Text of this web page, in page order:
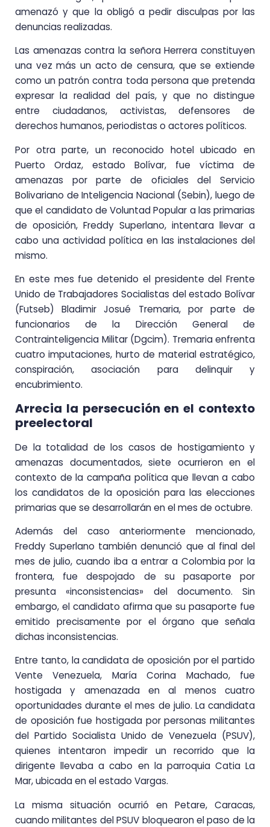
amenazó y que la obligó a pedir disculpas por las
denuncias realizadas.
Las amenazas contra la señora Herrera constituyen
una vez más un acto de censura, que se extiende
como un patrón contra toda persona que pretenda
expresar la realidad del país, y que no distingue
entre ciudadanos, activistas, defensores de
derechos humanos, periodistas o actores políticos.
Por otra parte, un reconocido hotel ubicado en
Puerto Ordaz, estado Bolívar, fue víctima de
amenazas por parte de oficiales del Servicio
Bolivariano de Inteligencia Nacional (Sebin), luego de
que el candidato de Voluntad Popular a las primarias
de oposición, Freddy Superlano, intentara llevar a
cabo una actividad política en las instalaciones del
mismo.
En este mes fue detenido el presidente del Frente
Unido de Trabajadores Socialistas del estado Bolívar
(Futseb) Bladimir Josué Tremaria, por parte de
funcionarios de la Dirección General de
Contrainteligencia Militar (Dgcim). Tremaria enfrenta
cuatro imputaciones, hurto de material estratégico,
conspiración, asociación para delinquir y
encubrimiento.
Arrecia la persecución en el contexto
preelectoral
De la totalidad de los casos de hostigamiento y
amenazas documentados, siete ocurrieron en el
contexto de la campaña política que llevan a cabo
los candidatos de la oposición para las elecciones
primarias que se desarrollarán en el mes de octubre.
Además del caso anteriormente mencionado,
Freddy Superlano también denunció que al final del
mes de julio, cuando iba a entrar a Colombia por la
frontera, fue despojado de su pasaporte por
presunta «inconsistencias» del documento. Sin
embargo, el candidato afirma que su pasaporte fue
emitido precisamente por el órgano que señala
dichas inconsistencias.
Entre tanto, la candidata de oposición por el partido
Vente Venezuela, María Corina Machado, fue
hostigada y amenazada en al menos cuatro
oportunidades durante el mes de julio. La candidata
de oposición fue hostigada por personas militantes
del Partido Socialista Unido de Venezuela (PSUV),
quienes intentaron impedir un recorrido que la
dirigente llevaba a cabo en la parroquia Catia La
Mar, ubicada en el estado Vargas.
La misma situación ocurrió en Petare, Caracas,
cuando militantes del PSUV bloquearon el paso de la